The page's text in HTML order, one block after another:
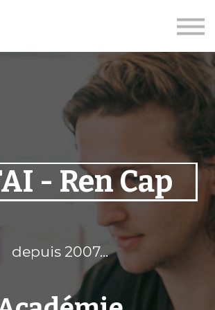
sommes-nous
Se connecter
S'inscrire
- Ren Cap
depuis 2007...